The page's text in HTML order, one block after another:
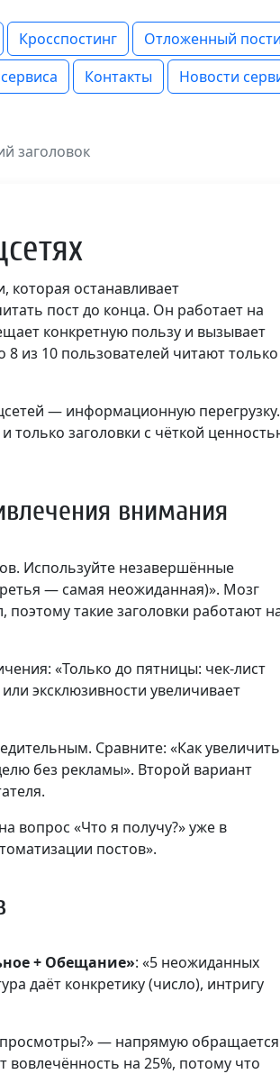
Кросспостинг
Отложенный
Контакты Новости
заголовок
останавливает
пост до конца. Он работает на
конкретную пользу и вызывает
из 10 пользователей читают только
— информационную перегрузку.
только заголовки с чёткой
внимания
Используйте незавершённые
— самая неожиданная)». Мозг
такие заголовки работают
«Только до пятницы: чек-лист
эксклюзивности увеличивает
Сравните: «Как увеличить
без рекламы». Второй вариант
вопрос «Что я получу?» уже в
постов».
+ Обещание»: «5 неожиданных
даёт конкретику (число), интригу
— напрямую
на 25%, потому что